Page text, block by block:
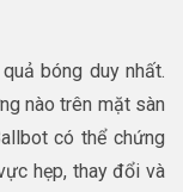
bóng duy nhất.
nào trên mặt sàn
có thể chứng
hẹp, thay đổi và